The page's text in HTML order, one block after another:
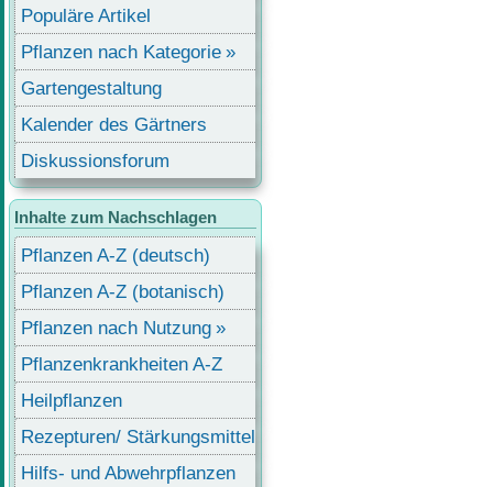
Populäre Artikel
Pflanzen nach Kategorie
Gartengestaltung
Kalender des Gärtners
Diskussionsforum
Inhalte zum Nachschlagen
Pflanzen A-Z (deutsch)
Pflanzen A-Z (botanisch)
Pflanzen nach Nutzung
Pflanzenkrankheiten A-Z
Heilpflanzen
Rezepturen/ Stärkungsmittel
Hilfs- und Abwehrpflanzen